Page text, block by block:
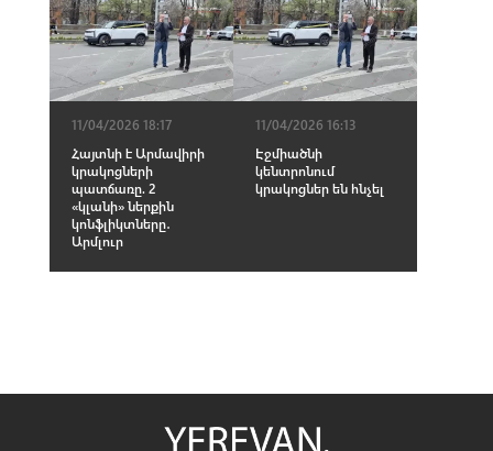
11/04/2026 18:17
Հայտնի է Արմավիրի
կրակոցների
պատճառը. 2
«կլանի» ներքին
կոնֆլիկտները․
Արմլուր
11/04/2026 16:13
Էջմիածնի
կենտրոնում
կրակոցներ են հնչել